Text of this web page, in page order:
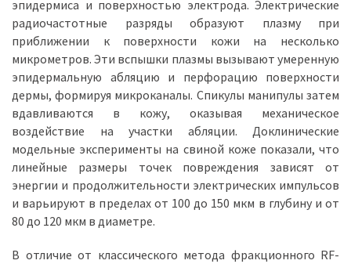
эпидермиса и поверхностью электрода. Электрические
радиочастотные разряды образуют плазму при
приближении к поверхности кожи на несколько
микрометров. Эти вспышки плазмы вызывают умеренную
эпидермальную абляцию и перфорацию поверхности
дермы, формируя микроканалы. Спикулы манипулы затем
вдавливаются в кожу, оказывая механическое
воздействие на участки абляции. Доклинические
модельные эксперименты на свиной коже показали, что
линейные размеры точек повреждения зависят от
энергии и продолжительности электрических импульсов
и варьируют в пределах от 100 до 150 мкм в глубину и от
80 до 120 мкм в диаметре.
В отличие от классического метода фракционного RF-